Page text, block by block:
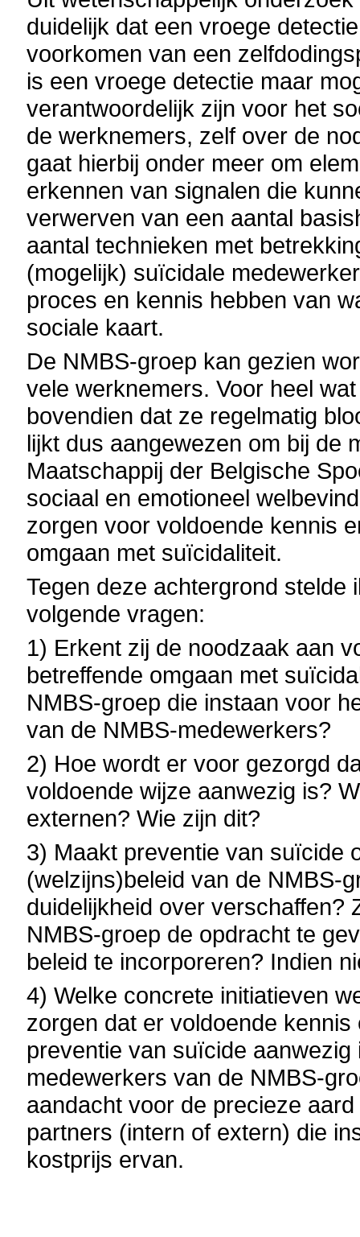
duidelijk dat een vroege
voorkomen van een
is een vroege detectie maar
verantwoordelijk zijn voor het
de werknemers, zelf over de
gaat hierbij onder meer om
erkennen van signalen die
verwerven van een aantal
aantal technieken met
(mogelijk) suïcidale
proces en kennis hebben van
sociale kaart.
De NMBS-groep kan gezien
vele werknemers. Voor heel
bovendien dat ze regelmatig
lijkt dus aangewezen om bij de
Maatschappij der Belgische
sociaal en emotioneel
zorgen voor voldoende kennis
omgaan met suïcidaliteit.
Tegen deze achtergrond stelde
volgende vragen:
1) Erkent zij de noodzaak aan
betreffende omgaan met
NMBS-groep die instaan voor
van de NMBS-medewerkers?
2) Hoe wordt er voor gezorgd
voldoende wijze aanwezig is?
externen? Wie zijn dit?
3) Maakt preventie van suïcide
(welzijns)beleid van de NMBS-
duidelijkheid over verschaffen?
NMBS-groep de opdracht te
beleid te incorporeren? Indien
4) Welke concrete initiatieven
zorgen dat er voldoende
preventie van suïcide
medewerkers van de NMBS-
aandacht voor de precieze
partners (intern of extern) die
kostprijs ervan.